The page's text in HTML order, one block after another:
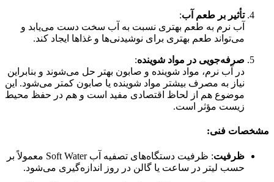
تأثیر بر طعم آب:
آب نرم به طعم بهتری نسبت به آب سخت دست می‌یابد و
می‌تواند طعم بهتری برای نوشیدنی‌ها و غذاها ایجاد کند.
صرفه‌جویی در مواد شوینده:
در آب نرم، مواد شوینده و صابون بهتر حل می‌شوند و بنابراین
نیاز به مصرف بیشتر مواد شوینده یا صابون کمتر می‌شود. این
موضوع هم از لحاظ اقتصادی مفید است و هم در حفظ محیط
زیست مؤثر است.
مشخصات فنی:
ظرفیت
: ظرفیت دستگاه‌های تصفیه آب Soft Water معمولاً بر
حسب لیتر در ساعت یا گالن در روز اندازه‌گیری می‌شود.